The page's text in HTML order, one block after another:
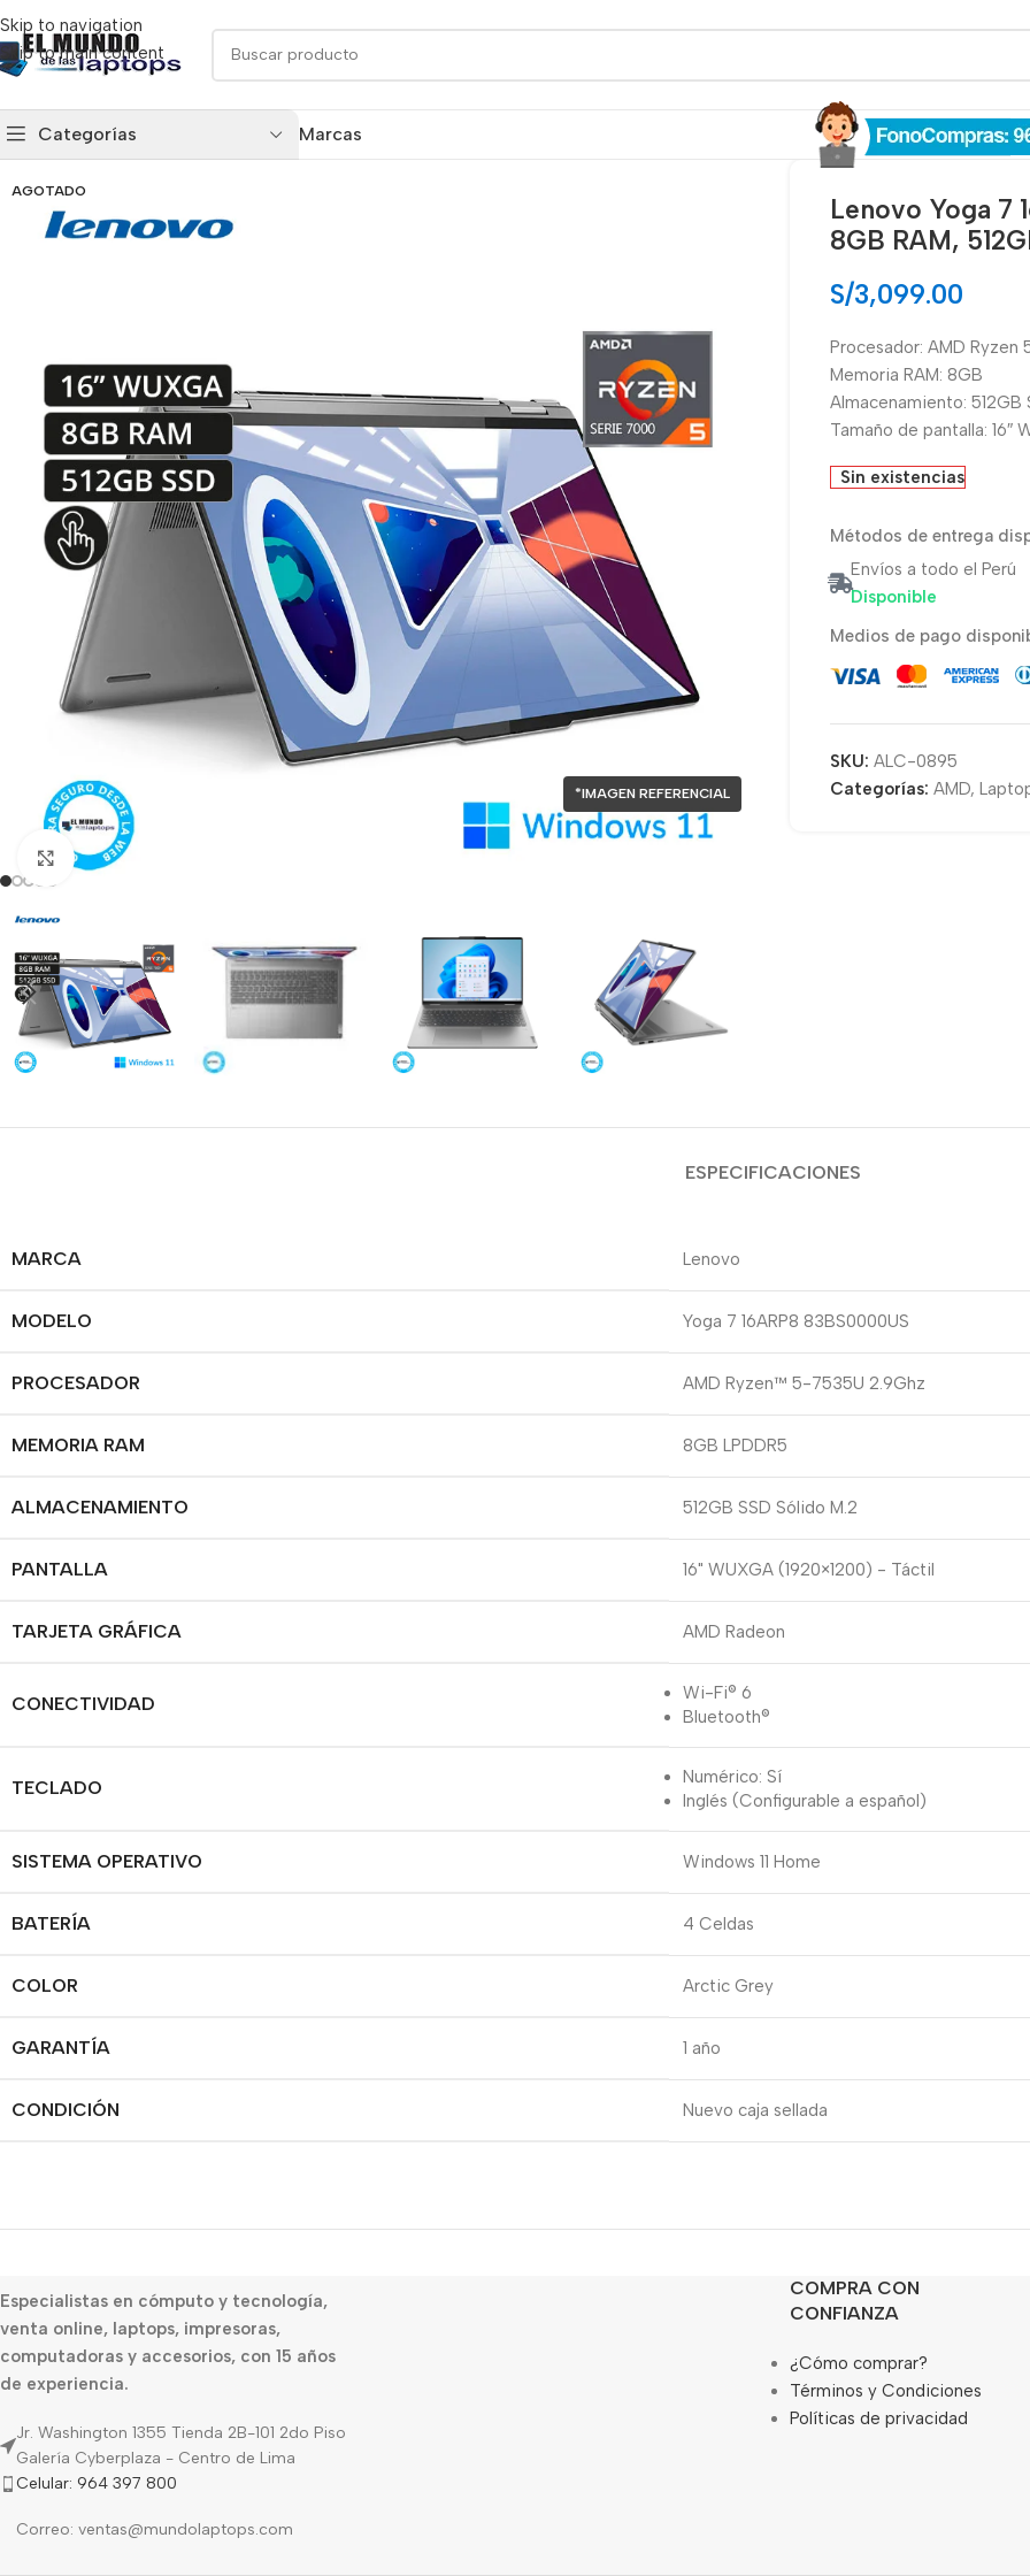
Skip to navigation
Skip to main content
Categorías Marcas
AGOTADO
Click para agrandar
*IMAGEN REFERENCIAL
Lenovo Yoga 7
8GB RAM,
S/3,099.00
Procesador: AMD Ryzen
Memoria RAM: 8GB
Almacenamiento: 512GB
Tamaño de pantalla: 16″
Sin existencias
Métodos de entrega
Envíos a todo el Perú
Disponible
Medios de pago
SKU: ALC-0895
Categorías: AMD,
ESPECIFICACIONES
MARCA Lenovo
MODELO Yoga 7 16ARP8 83BS0000US
PROCESADOR AMD Ryzen™ 5-7535U 2.9Ghz
MEMORIA RAM 8GB LPDDR5
ALMACENAMIENTO 512GB SSD Sólido M.2
PANTALLA 16" WUXGA (1920×1200) - Táctil
TARJETA GRÁFICA AMD Radeon
CONECTIVIDAD
Wi-Fi® 6
Bluetooth®
TECLADO
Numérico: Sí
Inglés (Configurable a español)
SISTEMA OPERATIVO Windows 11 Home
BATERÍA 4 Celdas
COLOR Arctic Grey
GARANTÍA 1 año
CONDICIÓN Nuevo caja sellada
Especialistas en cómputo y tecnología,
venta online, laptops, impresoras,
computadoras y accesorios, con 15 años
de experiencia.
Jr. Washington 1355 Tienda 2B-101 2do Piso
Galería Cyberplaza - Centro de Lima
Celular: 964 397 800
Correo: ventas@mundolaptops.com
COMPRA CON
CONFIANZA
¿Cómo comprar?
Términos y Condiciones
Políticas de privacidad